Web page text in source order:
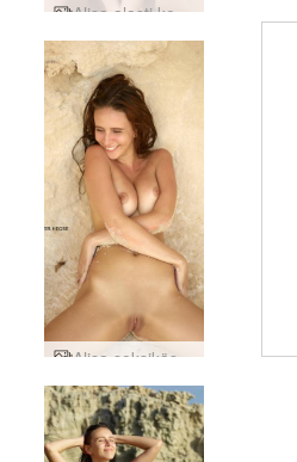
Alisa alasti kotona
Alisa seksikäs sandy